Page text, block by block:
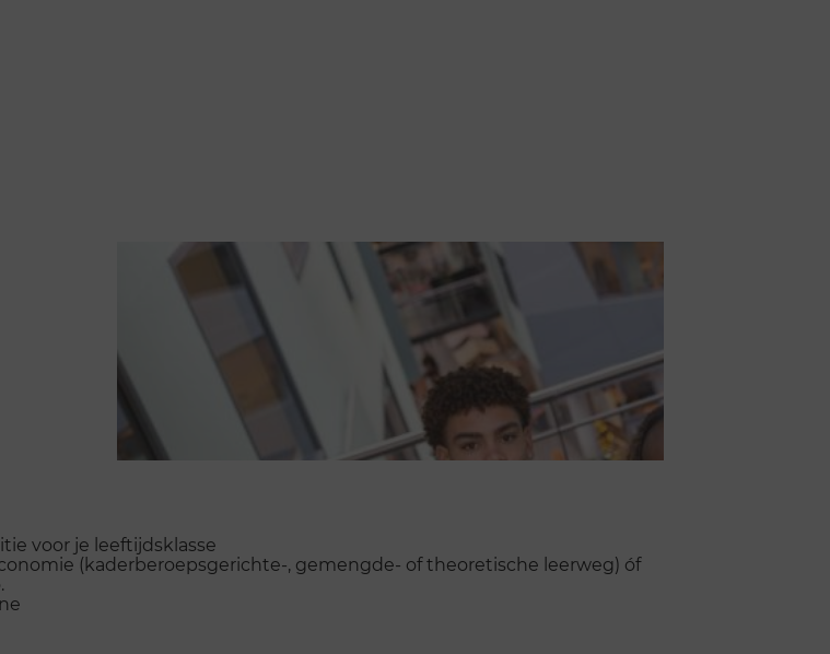
voor je leeftijdsklasse
(kaderberoepsgerichte-, gemengde- of theoretische leerweg) óf